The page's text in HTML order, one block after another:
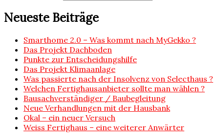
Neueste Beiträge
Smarthome 2.0 – Was kommt nach MyGekko ?
Das Projekt Dachboden
Punkte zur Entscheidungshilfe
Das Projekt Klimaanlage
Was passierte nach der Insolvenz von Selecthaus ?
Welchen Fertighausanbieter sollte man wählen ?
Bausachverständiger / Baubegleitung
Neue Verhandlungen mit der Hausbank
Okal – ein neuer Versuch
Weiss Fertighaus – eine weiterer Anwärter